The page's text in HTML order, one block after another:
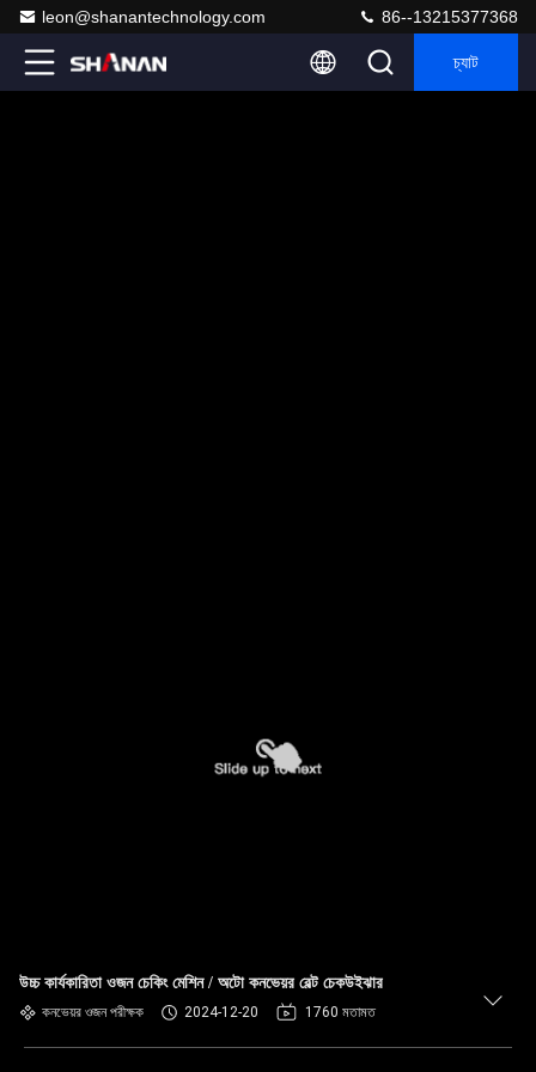
leon@shanantechnology.com 86--13215377368
চ্যাট
উচ্চ কার্যকারিতা ওজন চেকিং মেশিন / অটো কনভেয়র বেল্ট চেকউইঝার
কনভেয়র ওজন পরীক্ষক 2024-12-20 1760 মতামত